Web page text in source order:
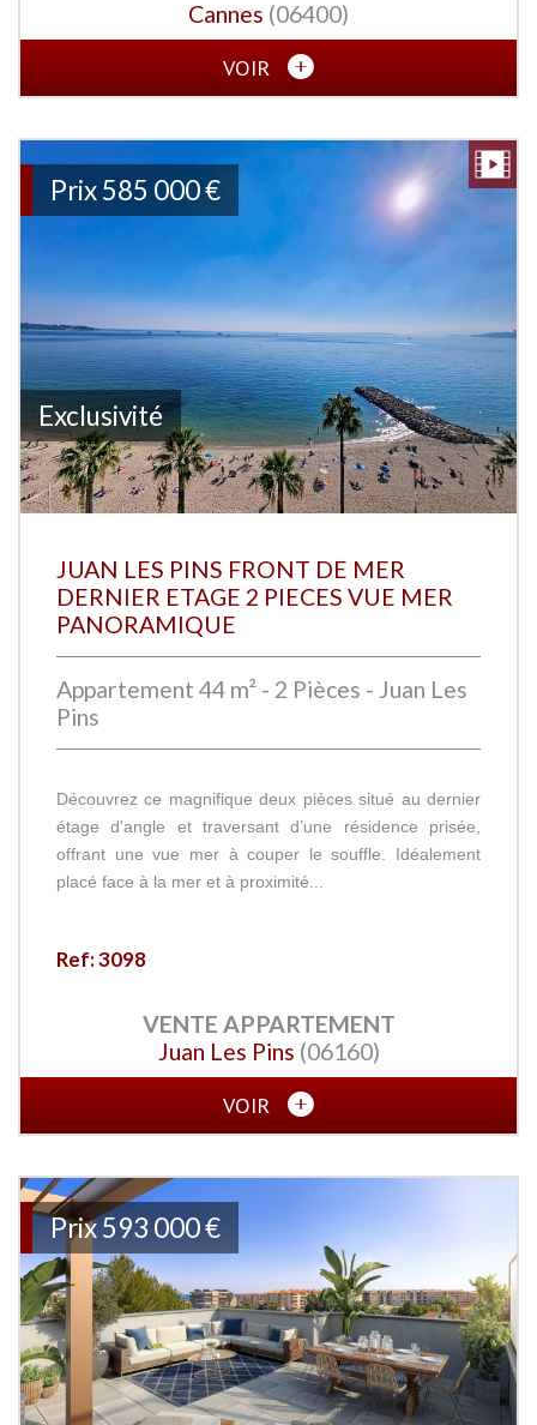
Cannes (06400)
VOIR
Exclusivité
Prix585 000€
JUAN LES PINS FRONT DE MER
DERNIER ETAGE 2 PIECES VUE MER
PANORAMIQUE
Appartement 44 m² - 2 Pièces - Juan Les
Pins
Découvrez ce magnifique deux pièces situé au dernier
étage d'angle et traversant d’une résidence prisée,
offrant une vue mer à couper le souffle. Idéalement
placé face à la mer et à proximité...
Ref: 3098
VENTE APPARTEMENT
Juan Les Pins (06160)
VOIR
Prix593 000€